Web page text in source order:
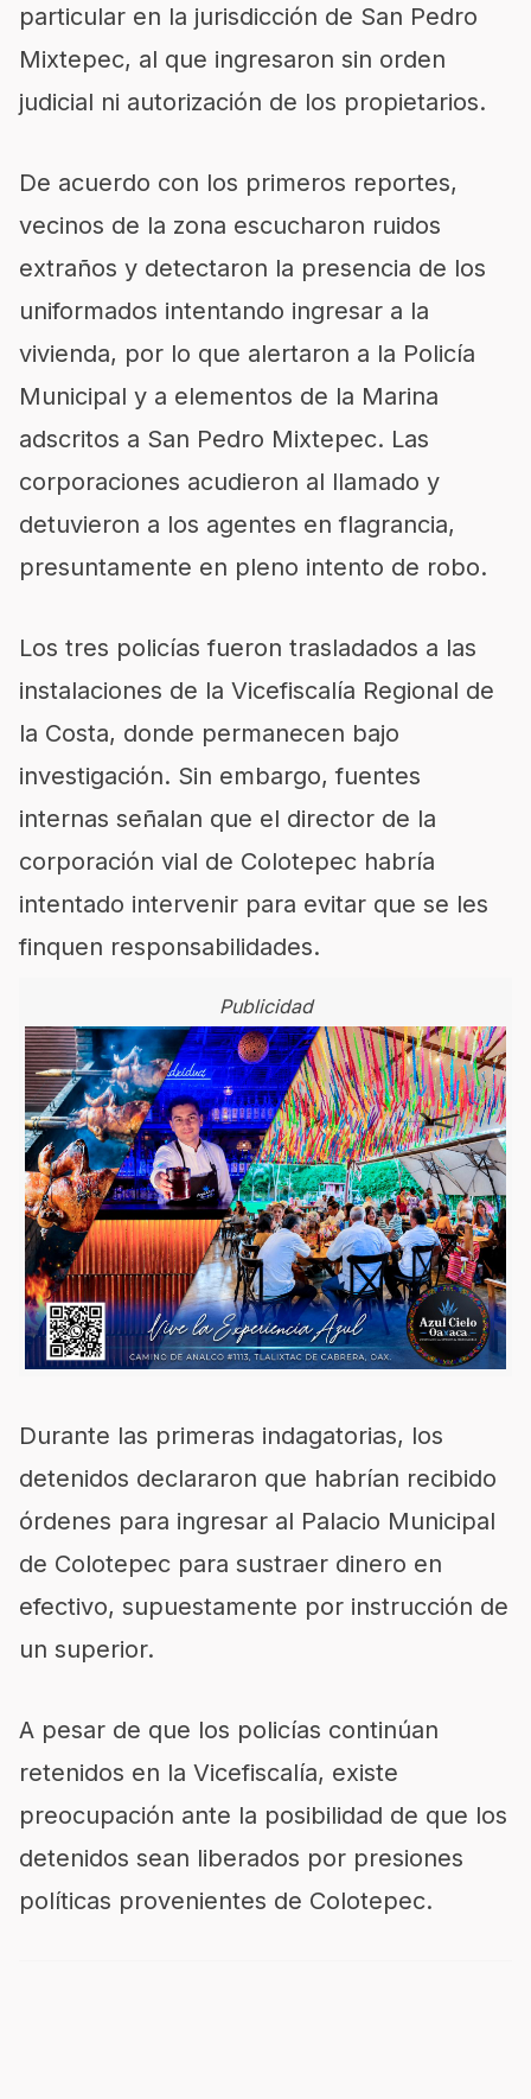
particular en la jurisdicción de San Pedro
Mixtepec, al que ingresaron sin orden
judicial ni autorización de los propietarios.
De acuerdo con los primeros reportes,
vecinos de la zona escucharon ruidos
extraños y detectaron la presencia de los
uniformados intentando ingresar a la
vivienda, por lo que alertaron a la Policía
Municipal y a elementos de la Marina
adscritos a San Pedro Mixtepec. Las
corporaciones acudieron al llamado y
detuvieron a los agentes en flagrancia,
presuntamente en pleno intento de robo.
Los tres policías fueron trasladados a las
instalaciones de la Vicefiscalía Regional de
la Costa, donde permanecen bajo
investigación. Sin embargo, fuentes
internas señalan que el director de la
corporación vial de Colotepec habría
intentado intervenir para evitar que se les
finquen responsabilidades.
Publicidad
Durante las primeras indagatorias, los
detenidos declararon que habrían recibido
órdenes para ingresar al Palacio Municipal
de Colotepec para sustraer dinero en
efectivo, supuestamente por instrucción de
un superior.
A pesar de que los policías continúan
retenidos en la Vicefiscalía, existe
preocupación ante la posibilidad de que los
detenidos sean liberados por presiones
políticas provenientes de Colotepec.